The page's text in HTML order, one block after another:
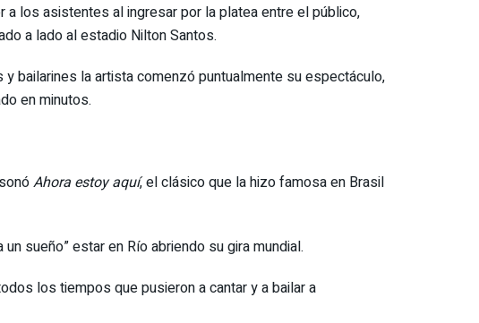
a los asistentes al ingresar por la platea entre el público,
a lado al estadio Nilton Santos.
bailarines la artista comenzó puntualmente su espectáculo,
en minutos.
Ahora estoy aquí, el clásico que la hizo famosa en Brasil
sueño” estar en Río abriendo su gira mundial.
los tiempos que pusieron a cantar y a bailar a